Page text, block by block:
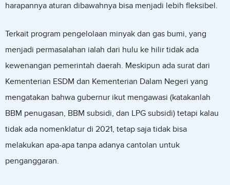
harapannya aturan dibawahnya bisa menjadi lebih fleksibel.
Terkait program pengelolaan minyak dan gas bumi, yang
menjadi permasalahan ialah dari hulu ke hilir tidak ada
kewenangan pemerintah daerah. Meskipun ada surat dari
Kementerian ESDM dan Kementerian Dalam Negeri yang
mengatakan bahwa gubernur ikut mengawasi (katakanlah
BBM penugasan, BBM subsidi, dan LPG subsidi) tetapi kalau
tidak ada nomenklatur di 2021, tetap saja tidak bisa
melakukan apa-apa tanpa adanya cantolan untuk
penganggaran.